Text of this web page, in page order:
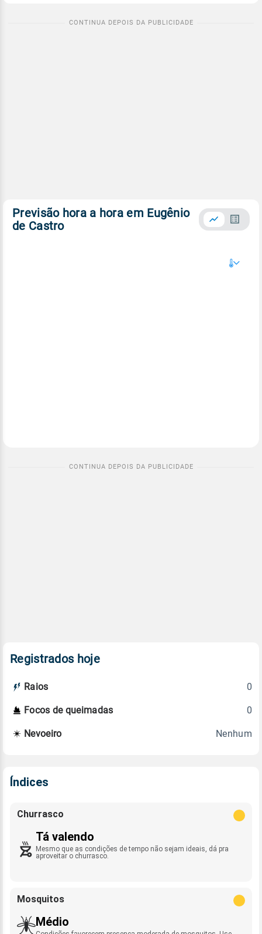
Previsão hora a hora em Eugênio
de Castro
Registrados hoje
Raios 0
Focos de queimadas 0
Nevoeiro Nenhum
Índices
Churrasco
Tá valendo
Mesmo que as condições de tempo não sejam ideais, dá pra
aproveitar o churrasco.
Mosquitos
Médio